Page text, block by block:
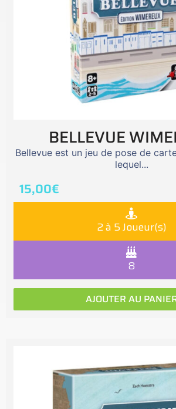
BELLEVUE
Bellevue est un jeu de pose de
lequel...
15,00€
2 à 5 Joueur(s)
8
AJOUTER AU